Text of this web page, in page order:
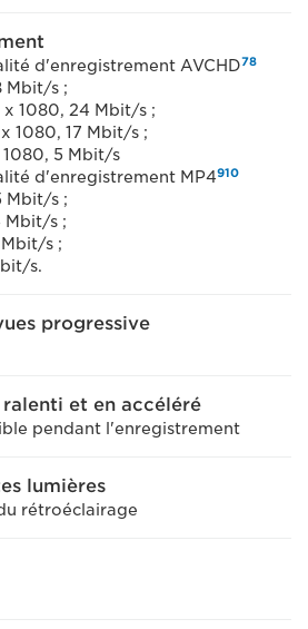
d'enregistrement AVCHD78
Mbit/s ;
x 1080, 24 Mbit/s ;
1080, 17 Mbit/s ;
1080, 5 Mbit/s
d'enregistrement MP4910
Mbit/s ;
Mbit/s ;
Mbit/s ;
s.
progressive
et en accéléré
pendant l'enregistrement
lumières
rétroéclairage